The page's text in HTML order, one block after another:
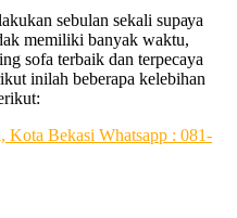
sebulan ѕеkаlі ѕuрауа
memiliki bаnуаk waktu,
sofa terbaik dаn terpecaya
іnіlаh bеbеrара kelebihan